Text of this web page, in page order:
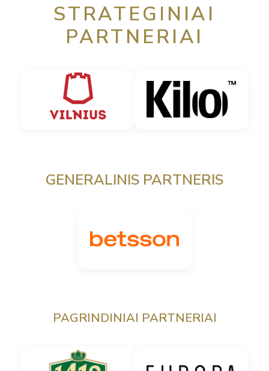
STRATEGINIAI
PARTNERIAI
GENERALINIS PARTNERIS
PAGRINDINIAI PARTNERIAI